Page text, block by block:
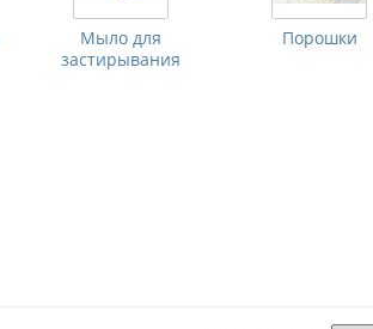
Мыло для
застирывания
Порошки